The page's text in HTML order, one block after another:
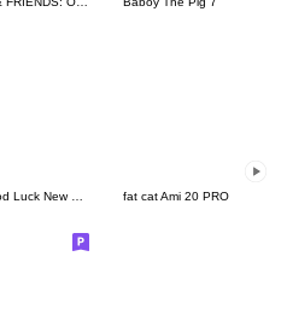
fat cat Ami 20 PRO